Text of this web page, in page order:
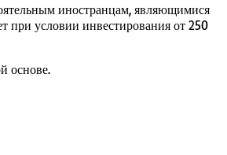
иностранцам, являющимися
при условии инвестирования от 250
основе.